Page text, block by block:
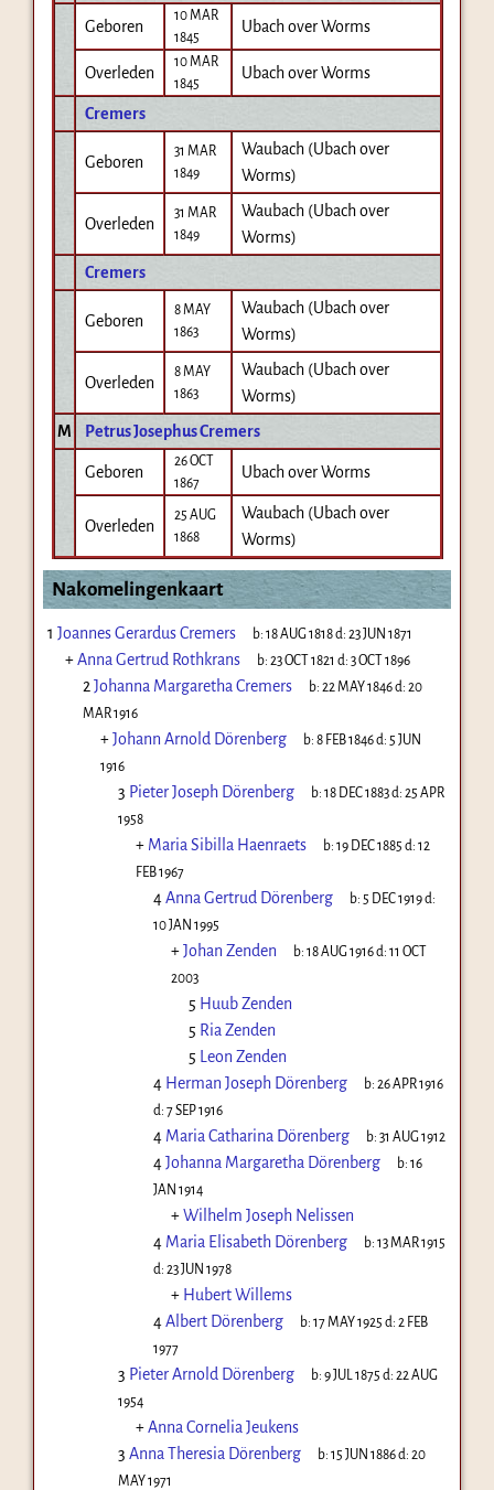
Geboren
10 MAR
1845
Ubach over Worms
Overleden
10 MAR
1845
Ubach over Worms
Cremers
Geboren
31 MAR
1849
Waubach (Ubach over
Worms)
Overleden
31 MAR
1849
Waubach (Ubach over
Worms)
Cremers
Geboren
8 MAY
1863
Waubach (Ubach over
Worms)
Overleden
8 MAY
1863
Waubach (Ubach over
Worms)
M
Petrus Josephus Cremers
Geboren
26 OCT
1867
Ubach over Worms
Overleden
25 AUG
1868
Waubach (Ubach over
Worms)
Nakomelingenkaart
1 Joannes Gerardus Cremers b:18 AUG 1818d:23 JUN 1871
+Anna Gertrud Rothkrans b:23 OCT 1821 d:3 OCT 1896
2 Johanna Margaretha Cremers b:22 MAY 1846d:20
MAR 1916
+Johann Arnold Dörenberg b:8 FEB 1846d: 5 JUN
1916
3 Pieter Joseph Dörenberg b:18 DEC 1883d:25 APR
1958
+ Maria Sibilla Haenraets b:19 DEC 1885 d:12
FEB 1967
4Anna Gertrud Dörenberg b: 5 DEC 1919d:
10 JAN 1995
+Johan Zenden b:18 AUG 1916d:11 OCT
2003
5 Huub Zenden
5 Ria Zenden
5 Leon Zenden
4 Herman Joseph Dörenberg b:26 APR 1916
d: 7 SEP 1916
4 Maria Catharina Dörenberg b:31 AUG 1912
4Johanna Margaretha Dörenberg b:16
JAN 1914
+Wilhelm Joseph Nelissen
4 Maria Elisabeth Dörenberg b:13 MAR 1915
d: 23 JUN 1978
+ Hubert Willems
4Albert Dörenberg b:17 MAY 1925 d:2 FEB
1977
3 Pieter Arnold Dörenberg b:9 JUL 1875 d:22 AUG
1954
+Anna Cornelia Jeukens
3 Anna Theresia Dörenberg b:15 JUN 1886d:20
MAY 1971